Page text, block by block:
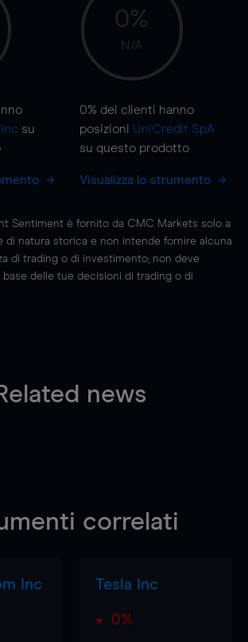
su
0%
N/A
0% dei clienti hanno
posizioni UniCredit SpA
su questo prodotto
Visualizza lo strumento
Sentiment è fornito da CMC Markets solo a
di natura storica e non intende fornire alcuna
di trading o di investimento; non deve
delle tue decisioni di trading o di
news
correlati
Inc Tesla Inc
0%